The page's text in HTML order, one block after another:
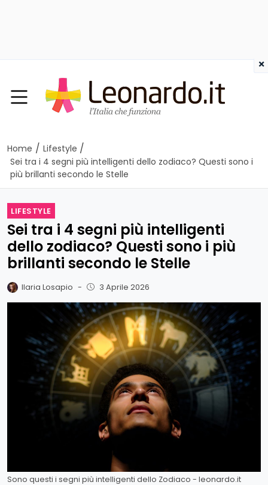
Home / Lifestyle /
Sei tra i 4 segni più intelligenti dello zodiaco? Questi sono i
più brillanti secondo le Stelle
LIFESTYLE
Sei tra i 4 segni più intelligenti
dello zodiaco? Questi sono i più
brillanti secondo le Stelle
Ilaria Losapio - 3 Aprile 2026
Sono questi i segni più intelligenti dello Zodiaco - leonardo.it
×